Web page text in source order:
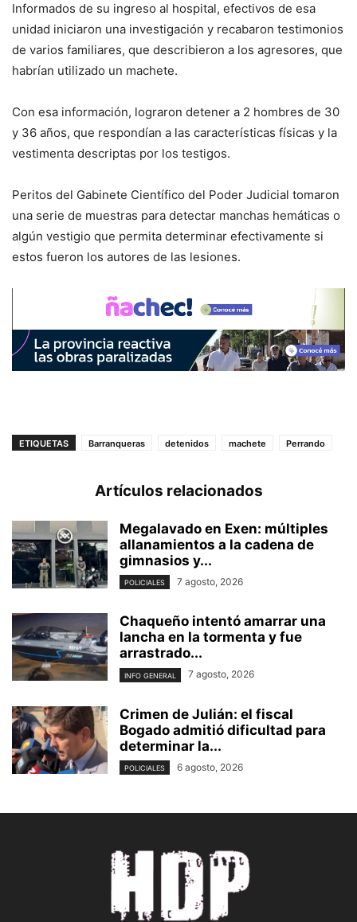
Informados de su ingreso al hospital, efectivos de esa
unidad iniciaron una investigación y recabaron testimonios
de varios familiares, que describieron a los agresores, que
habrían utilizado un machete.
Con esa información, lograron detener a 2 hombres de 30
y 36 años, que respondían a las características físicas y la
vestimenta descriptas por los testigos.
Peritos del Gabinete Científico del Poder Judicial tomaron
una serie de muestras para detectar manchas hemáticas o
algún vestigio que permita determinar efectivamente si
estos fueron los autores de las lesiones.
ETIQUETAS Barranqueras detenidos machete Perrando
Artículos relacionados
Megalavado en Exen: múltiples
allanamientos a la cadena de
gimnasios y...
POLICIALES 7 agosto, 2026
Chaqueño intentó amarrar una
lancha en la tormenta y fue
arrastrado...
INFO GENERAL 7 agosto, 2026
Crimen de Julián: el fiscal
Bogado admitió dificultad para
determinar la...
POLICIALES 6 agosto, 2026